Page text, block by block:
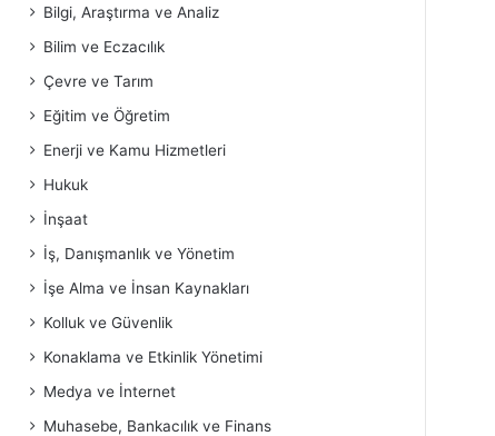
Bilgi, Araştırma ve Analiz
Bilim ve Eczacılık
Çevre ve Tarım
Eğitim ve Öğretim
Enerji ve Kamu Hizmetleri
Hukuk
İnşaat
İş, Danışmanlık ve Yönetim
İşe Alma ve İnsan Kaynakları
Kolluk ve Güvenlik
Konaklama ve Etkinlik Yönetimi
Medya ve İnternet
Muhasebe, Bankacılık ve Finans